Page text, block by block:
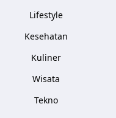
Lifestyle
Kesehatan
Kuliner
Wisata
Tekno